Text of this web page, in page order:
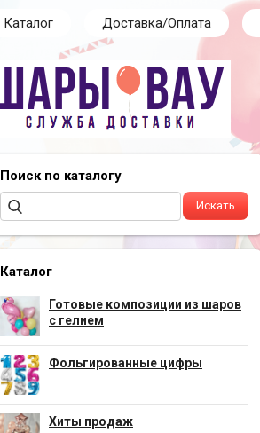
Каталог Доставка/Оплата
Поиск по каталогу
Каталог
Готовые композиции из шаров
с гелием
Фольгированные цифры
Хиты продаж